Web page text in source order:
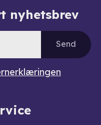
nyhetsbrev
Send